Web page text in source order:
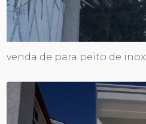
venda de para peito de inox